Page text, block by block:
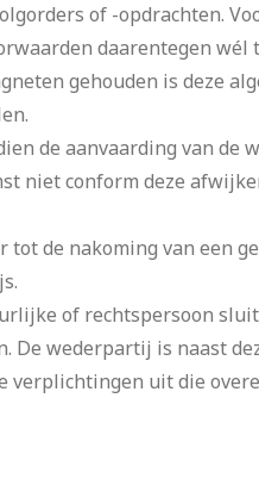
of -opdrachten.
daarentegen wél
gehouden is deze
de aanvaarding van de
niet conform deze
de nakoming van een
of rechtspersoon
De wederpartij is naast
verplichtingen uit die